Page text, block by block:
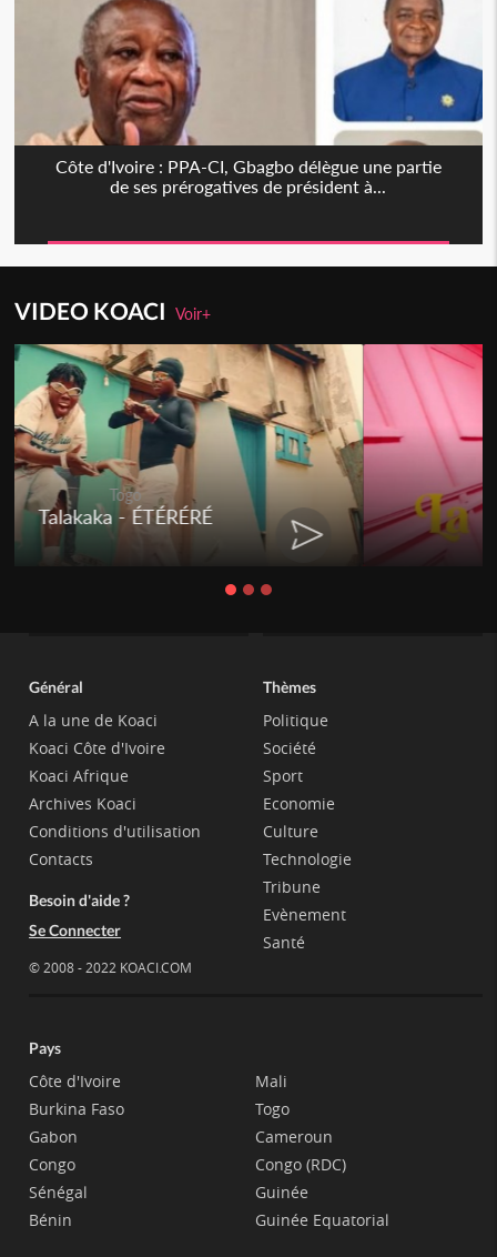
Côte d'Ivoire : PPA-CI, Gbagbo délègue une partie
de ses prérogatives de président à...
VIDEO KOACIVoir+
Togo
Talakaka - ÉTÉRÉRÉ
Général
A la une de Koaci
Koaci Côte d'Ivoire
Koaci Afrique
Archives Koaci
Conditions d'utilisation
Contacts
Besoin d'aide ?
Se Connecter
© 2008 - 2022 KOACI.COM
Thèmes
Politique
Société
Sport
Economie
Culture
Technologie
Tribune
Evènement
Santé
Pays
Côte d'Ivoire
Burkina Faso
Gabon
Congo
Sénégal
Bénin
Mali
Togo
Cameroun
Congo (RDC)
Guinée
Guinée Equatorial